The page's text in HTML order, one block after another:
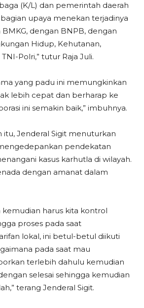
(K/L) dan pemerintah daerah
upaya menekan terjadinya
dengan BNPB, dengan
Hidup, Kehutanan,
Polri,” tutur Raja Juli.
yang padu ini memungkinkan
lebih cepat dan berharap ke
ini semakin baik,” imbuhnya.
itu, Jenderal Sigit menuturkan
pendekatan
kasus karhutla di wilayah.
dengan amanat dalam
kemudian harus kita kontrol
proses pada saat
lokal, ini betul-betul diikuti
pada saat mau
terlebih dahulu kemudian
selesai sehingga kemudian
terang Jenderal Sigit.